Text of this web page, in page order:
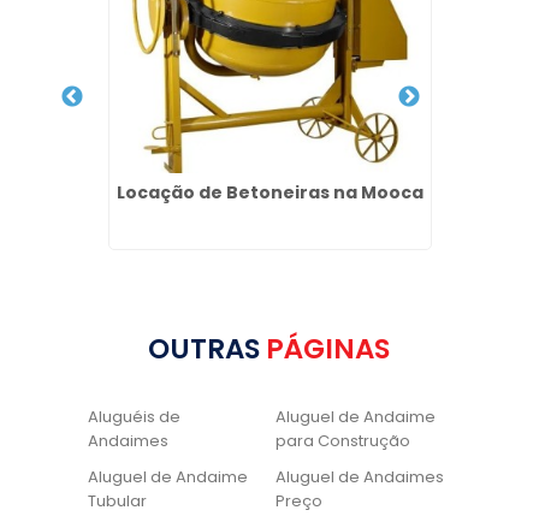
Locação de Betoneiras na Mooca
OUTRAS PÁGINAS
Aluguéis de
Andaimes
Aluguel de Andaime
para Construção
Aluguel de Andaime
Tubular
Aluguel de Andaimes
Preço